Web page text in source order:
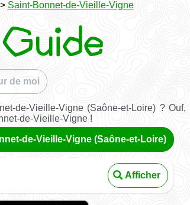
Saint-Bonnet-de-Vieille-Vigne
de moi
de-Vieille-Vigne (Saône-et-Loire) ? Ouf,
de-Vieille-Vigne !
de-Vieille-Vigne (Saône-et-Loire)
Afficher